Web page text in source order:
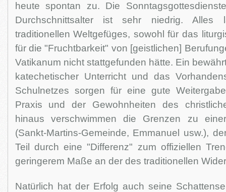
heute spontan zu. Die
Durchschnittsalter ist sehr niedrig. Alles
traditionellen Weltgefüges, sowohl für das
für die "Fruchtbarkeit" von [geistlichen]
Vatikanum nicht stattgefunden hätte. Ein
katechetischer Unterricht und das
Schulnetzes sorgen für eine gute
Praxis und der Gewohnheiten des
hinaus verschwimmen die Grenzen zu
(Sankt-Martins-Gemeinde, Emmanuel usw.),
Teil durch eine "Differenz" zum offiziellen
geringerem Maße an der des traditionellen
Natürlich hat der Erfolg auch seine